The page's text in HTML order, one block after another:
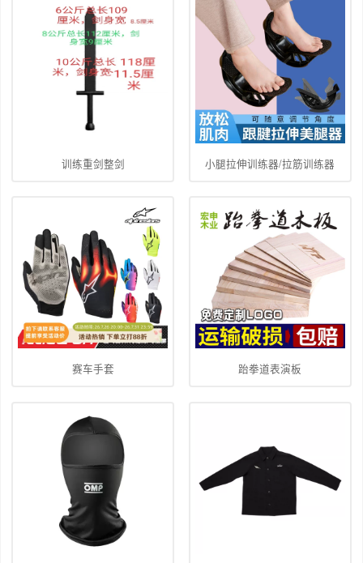
训练重剑整剑 小腿拉伸训练器/拉筋训练器
赛车手套 跆拳道表演板